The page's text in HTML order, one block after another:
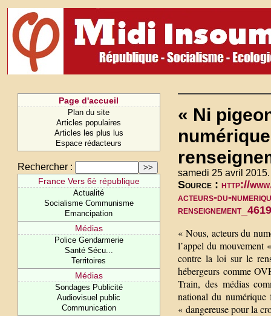
Page d'accueil
Plan du site
Articles populaires
Articles les plus lus
Espace rédacteurs
Rechercher :
France Vers 6è république
Actualité
Socialisme Communisme
Emancipation
Médias
Police Gendarmerie
Santé Sécu...
Territoires
Médias
Sondages Publicité
Audiovisuel public
Communication
« Ni
samedi 25 avril 2015.
Source : http://
acteurs-du-
« Nous, acteurs du
l’appel du
contre la loi sur le
hébergeurs comme
Train, des médias
national du
« dangereuse pour la